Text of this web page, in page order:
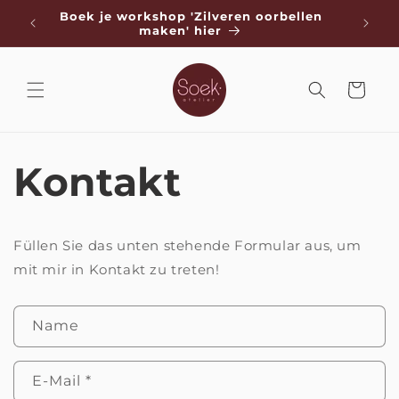
zum
Boek je workshop 'Zilveren oorbellen
maken' hier
Warenkorb
Kontakt
Füllen Sie das unten stehende Formular aus, um
mit mir in Kontakt zu treten!
K
o
n
t
Name
E-Mail *